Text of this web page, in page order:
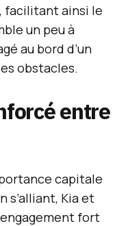
facilitant ainsi le
un peu à
au bord d’un
obstacles.
entre
capitale
s’alliant, Kia et
fort